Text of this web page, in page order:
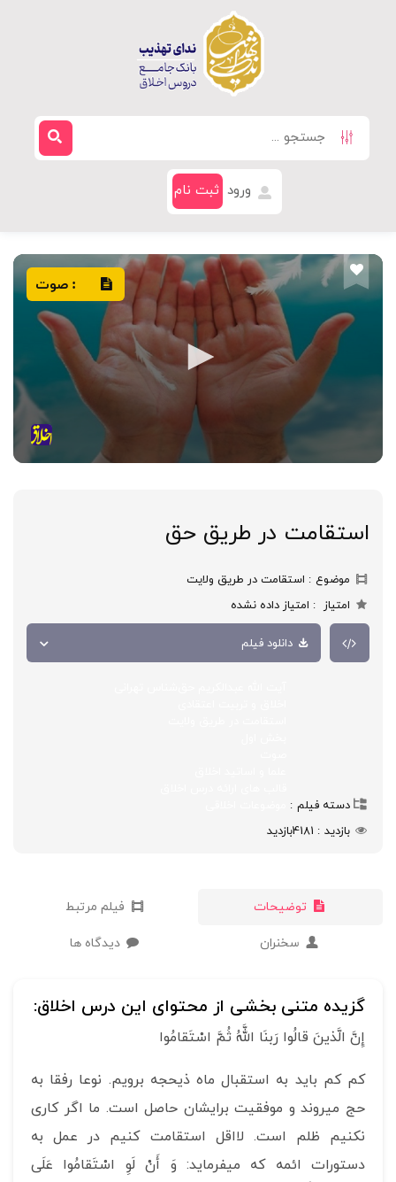
ورود ثبت نام
: صوت
استقامت در طریق حق
موضوع
استقامت در طریق ولایت
امتیاز
امتیاز داده نشده
دانلود فیلم
دسته فیلم
بازدید
4181بازدید
توضیحات فیلم مرتبط
سخنران دیدگاه ها
گزیده متنی بخشی از محتوای این درس اخلاق:
إِنَّ الَّذينَ قالُوا رَبنَا اللَّهُ ثُمَّ اسْتَقامُوا
کم کم باید به استقبال ماه ذی­حجه برویم. نوعا رفقا به
حج می­روند و موفقیت برایشان حاصل است. ما اگر کاری
نکنیم ظلم است. لا­اقل استقامت کنیم در عمل به
دستورات ائمه که می­فرماید: وَ أَنْ لَوِ اسْتَقامُوا عَلَى